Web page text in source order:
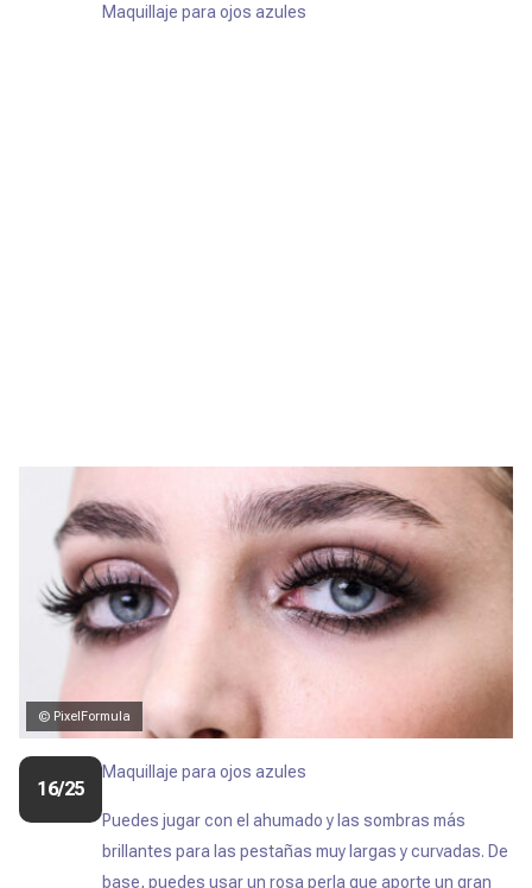
Maquillaje para ojos azules
© PixelFormula
16/25
Maquillaje para ojos azules
Puedes jugar con el ahumado y las sombras más
brillantes para las pestañas muy largas y curvadas. De
base, puedes usar un rosa perla que aporte un gran